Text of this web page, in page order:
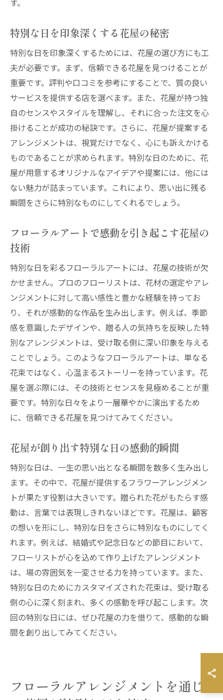
す。
特別な日を印象深くする花屋の秘密
特別な日を印象深くするためには、花屋の選び方にも工
夫が必要です。まず、信頼できる花屋を見つけることが
重要です。評判や口コミを参考にすることで、質の良い
サービスを提供する店を選べます。また、花屋が持つ独
自のセンスやスタイルを理解し、それに合った注文を心
掛けることが成功の秘訣です。さらに、花屋が提案する
アレンジメントは、視覚だけでなく、心にも訴えかける
ものであることが求められます。特別な日のために、花
屋が用意するオリジナルなアイデアや提案には、他には
ない魅力が詰まっています。これにより、思い出に残る
瞬間をさらに特別なものにしてくれるでしょう。
フローラルアートで感動を引き起こす花屋の
技術
特別な日を彩るフローラルアートには、花屋の技術が欠
かせません。プロのフローリストは、花材の選定やアレ
ンジメントに対して高い感性と豊かな経験を持ってお
り、それが感動的な作品を生み出します。例えば、季節
感を意識したデザインや、贈る人の気持ちを反映した特
別なアレンジメントは、受け取る側に深い印象を与える
ことでしょう。このようなフローラルアートは、単なる
花束ではなく、心温まるストーリーを持っています。花
屋を選ぶ際には、その技術とセンスを見極めることが重
要です。特別な日々をより一層華やかに演出するため
に、信頼できる花屋を見つけてみてください。
花屋が創り出す特別な日の感動的瞬間
特別な日は、一生の思い出となる瞬間を数多く生み出し
ます。その中で、花屋が提供するフラワーアレンジメン
トが果たす役割は大きいです。贈られた花がもたらす感
動は、言葉では表現しきれないほどです。花屋は、顧客
の想いを形にし、特別な日をさらに特別なものにしてく
れます。例えば、結婚式や記念日などの節目において、
フローリストが心を込めて作り上げたアレンジメント
は、場の雰囲気を一変させる力を持っています。また、
特別な日のためにカスタマイズされた花束は、受け取る
側の心に深く刻まれ、多くの感動を呼び起こします。次
回の特別な日には、ぜひ花屋の力を借りて、感動的な瞬
間を創り出してみてください。
フローラルアレンジメントを通じ